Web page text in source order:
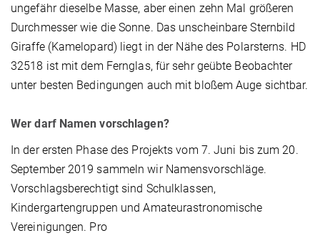
ungefähr dieselbe Masse, aber einen zehn Mal größeren
Durchmesser wie die Sonne. Das unscheinbare Sternbild
Giraffe (Kamelopard) liegt in der Nähe des Polarsterns. HD
32518 ist mit dem Fernglas, für sehr geübte Beobachter
unter besten Bedingungen auch mit bloßem Auge sichtbar.
Wer darf Namen vorschlagen?
In der ersten Phase des Projekts vom 7. Juni bis zum 20.
September 2019 sammeln wir Namensvorschläge.
Vorschlagsberechtigt sind Schulklassen,
Kindergartengruppen und Amateurastronomische
Vereinigungen. Pro